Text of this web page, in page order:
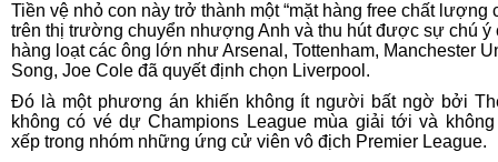
Tiền vệ nhỏ con này trở thành một “mặt hàng free chất lượng
trên thị trường chuyển nhượng Anh và thu hút được sự chú ý
hàng loạt các ông lớn như Arsenal, Tottenham, Manchester
Song, Joe Cole đã quyết định chọn Liverpool.
Đó là một phương án khiến không ít người bất ngờ bởi
không có vé dự Champions League mùa giải tới và
xếp trong nhóm những ứng cử viên vô địch Premier League.